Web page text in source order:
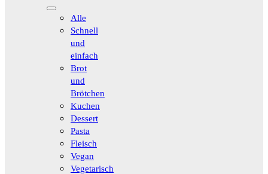
Alle
Schnell
und
einfach
Brot
und
Brötchen
Kuchen
Dessert
Pasta
Fleisch
Vegan
Vegetarisch